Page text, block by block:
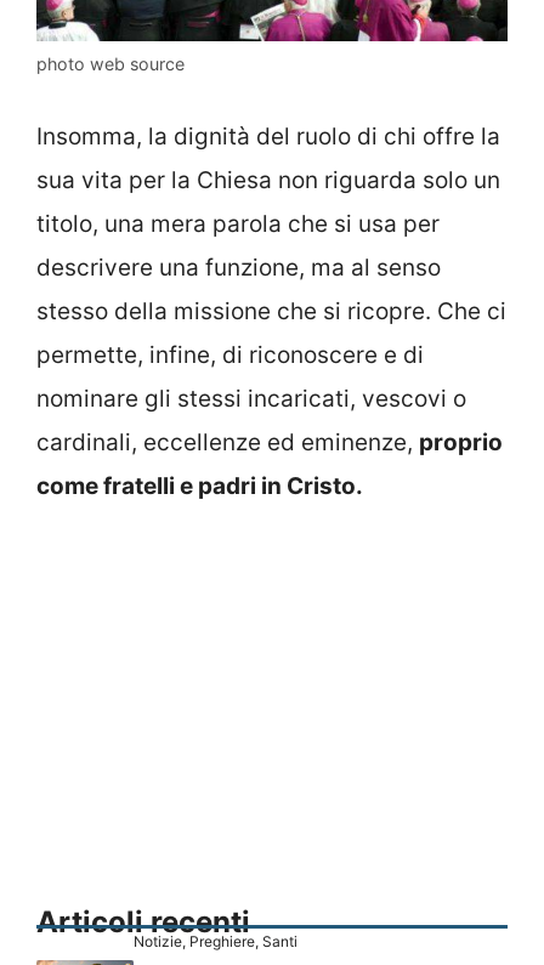
photo web source
Insomma, la dignità del ruolo di chi offre la
sua vita per la Chiesa non riguarda solo un
titolo, una mera parola che si usa per
descrivere una funzione, ma al senso
stesso della missione che si ricopre. Che ci
permette, infine, di riconoscere e di
nominare gli stessi incaricati, vescovi o
cardinali, eccellenze ed eminenze, proprio
come fratelli e padri in Cristo.
Articoli recenti
Notizie, Preghiere, Santi